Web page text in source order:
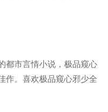
都市言情小说，极品窥心
作。喜欢极品窥心邪少全